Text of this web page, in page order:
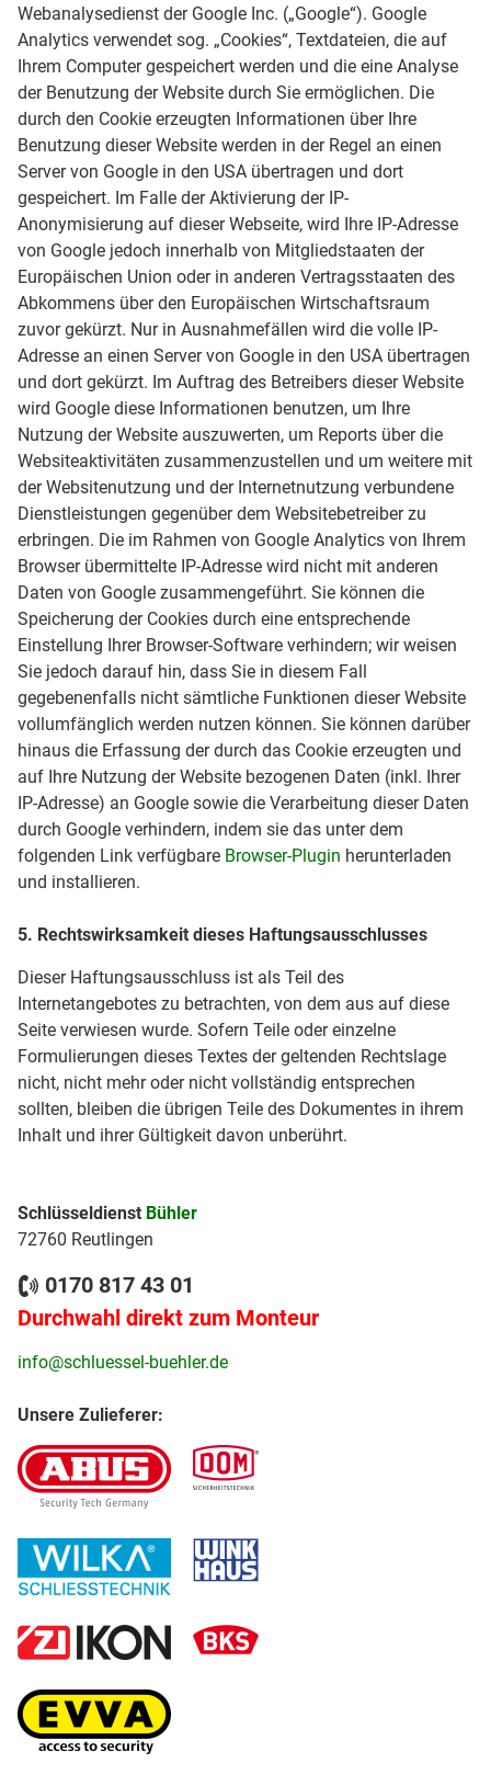
Webanalysedienst der Google Inc. („Google“). Google
Analytics verwendet sog. „Cookies“, Textdateien, die auf
Ihrem Computer gespeichert werden und die eine Analyse
der Benutzung der Website durch Sie ermöglichen. Die
durch den Cookie erzeugten Informationen über Ihre
Benutzung dieser Website werden in der Regel an einen
Server von Google in den USA übertragen und dort
gespeichert. Im Falle der Aktivierung der IP-
Anonymisierung auf dieser Webseite, wird Ihre IP-Adresse
von Google jedoch innerhalb von Mitgliedstaaten der
Europäischen Union oder in anderen Vertragsstaaten des
Abkommens über den Europäischen Wirtschaftsraum
zuvor gekürzt. Nur in Ausnahmefällen wird die volle IP-
Adresse an einen Server von Google in den USA übertragen
und dort gekürzt. Im Auftrag des Betreibers dieser Website
wird Google diese Informationen benutzen, um Ihre
Nutzung der Website auszuwerten, um Reports über die
Websiteaktivitäten zusammenzustellen und um weitere mit
der Websitenutzung und der Internetnutzung verbundene
Dienstleistungen gegenüber dem Websitebetreiber zu
erbringen. Die im Rahmen von Google Analytics von Ihrem
Browser übermittelte IP-Adresse wird nicht mit anderen
Daten von Google zusammengeführt. Sie können die
Speicherung der Cookies durch eine entsprechende
Einstellung Ihrer Browser-Software verhindern; wir weisen
Sie jedoch darauf hin, dass Sie in diesem Fall
gegebenenfalls nicht sämtliche Funktionen dieser Website
vollumfänglich werden nutzen können. Sie können darüber
hinaus die Erfassung der durch das Cookie erzeugten und
auf Ihre Nutzung der Website bezogenen Daten (inkl. Ihrer
IP-Adresse) an Google sowie die Verarbeitung dieser Daten
durch Google verhindern, indem sie das unter dem
folgenden Link verfügbare Browser-Plugin herunterladen
und installieren.
5. Rechtswirksamkeit dieses Haftungsausschlusses
Dieser Haftungsausschluss ist als Teil des
Internetangebotes zu betrachten, von dem aus auf diese
Seite verwiesen wurde. Sofern Teile oder einzelne
Formulierungen dieses Textes der geltenden Rechtslage
nicht, nicht mehr oder nicht vollständig entsprechen
sollten, bleiben die übrigen Teile des Dokumentes in ihrem
Inhalt und ihrer Gültigkeit davon unberührt.
Schlüsseldienst Bühler
72760 Reutlingen
0170 817 43 01
Durchwahl direkt zum Monteur
info@schluessel-buehler.de
Unsere Zulieferer: